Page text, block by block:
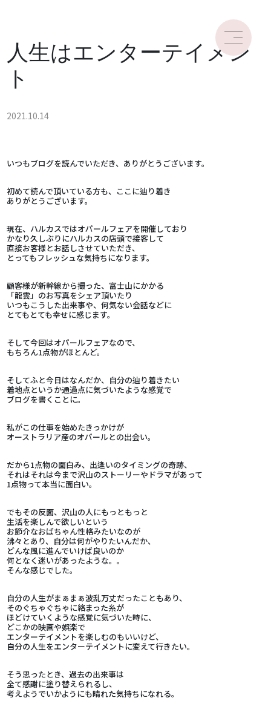
人生はエンターテイメン
ト
2021.10.14
いつもブログを読んでいただき、ありがとうございます。
初めて読んで頂いている方も、ここに辿り着き
ありがとうございます。
現在、ハルカスではオパールフェアを開催しており
かなり久しぶりにハルカスの店頭で接客して
直接お客様とお話しさせていただき、
とってもフレッシュな気持ちになります。
顧客様が新幹線から撮った、富士山にかかる
「龍雲」のお写真をシェア頂いたり
いつもこうした出来事や、何気ない会話などに
とてもとても幸せに感じます。
そして今回はオパールフェアなので、
もちろん1点物がほとんど。
そしてふと今日はなんだか、自分の辿り着きたい
着地点というか通過点に気づいたような感覚で
ブログを書くことに。
私がこの仕事を始めたきっかけが
オーストラリア産のオパールとの出会い。
だから1点物の面白み、出逢いのタイミングの奇跡、
それはそれは今まで沢山のストーリーやドラマがあって
1点物って本当に面白い。
でもその反面、沢山の人にもっともっと
生活を楽しんで欲しいという
お節介なおばちゃん性格みたいなのが
沸々とあり、自分は何がやりたいんだか、
どんな風に進んでいけば良いのか
何となく迷いがあったような。。
そんな感じでした。
自分の人生がまぁまぁ波乱万丈だったこともあり、
そのぐちゃぐちゃに絡まった糸が
ほどけていくような感覚に気づいた時に、
どこかの映画や娯楽で
エンターテイメントを楽しむのもいいけど、
自分の人生をエンターテイメントに変えて行きたい。
そう思ったとき、過去の出来事は
全て感謝に塗り替えられるし、
考えようでいかようにも晴れた気持ちになれる。